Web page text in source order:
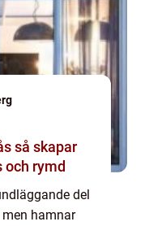
och rymd
del
hamnar